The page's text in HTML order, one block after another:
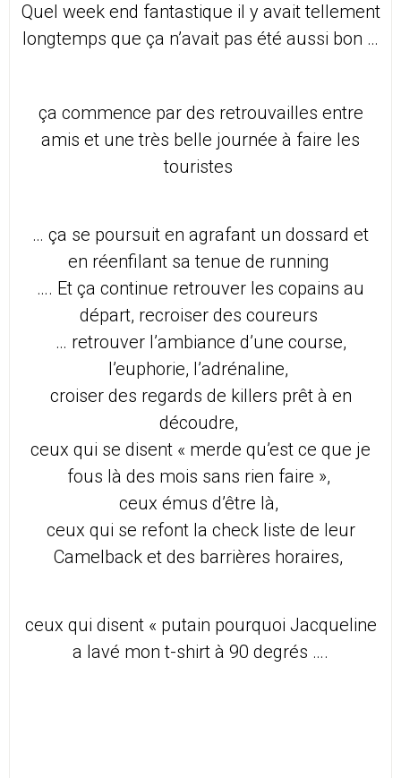
Quel week end fantastique il y avait tellement
longtemps que ça n’avait pas été aussi bon …
ça commence par des retrouvailles entre
amis et une très belle journée à faire les
touristes
… ça se poursuit en agrafant un dossard et
en réenfilant sa tenue de running
…. Et ça continue retrouver les copains au
départ, recroiser des coureurs
… retrouver l’ambiance d’une course,
l’euphorie, l’adrénaline,
croiser des regards de killers prêt à en
découdre,
ceux qui se disent « merde qu’est ce que je
fous là des mois sans rien faire »,
ceux émus d’être là,
ceux qui se refont la check liste de leur
Camelback et des barrières horaires,
ceux qui disent « putain pourquoi Jacqueline
a lavé mon t-shirt à 90 degrés ….